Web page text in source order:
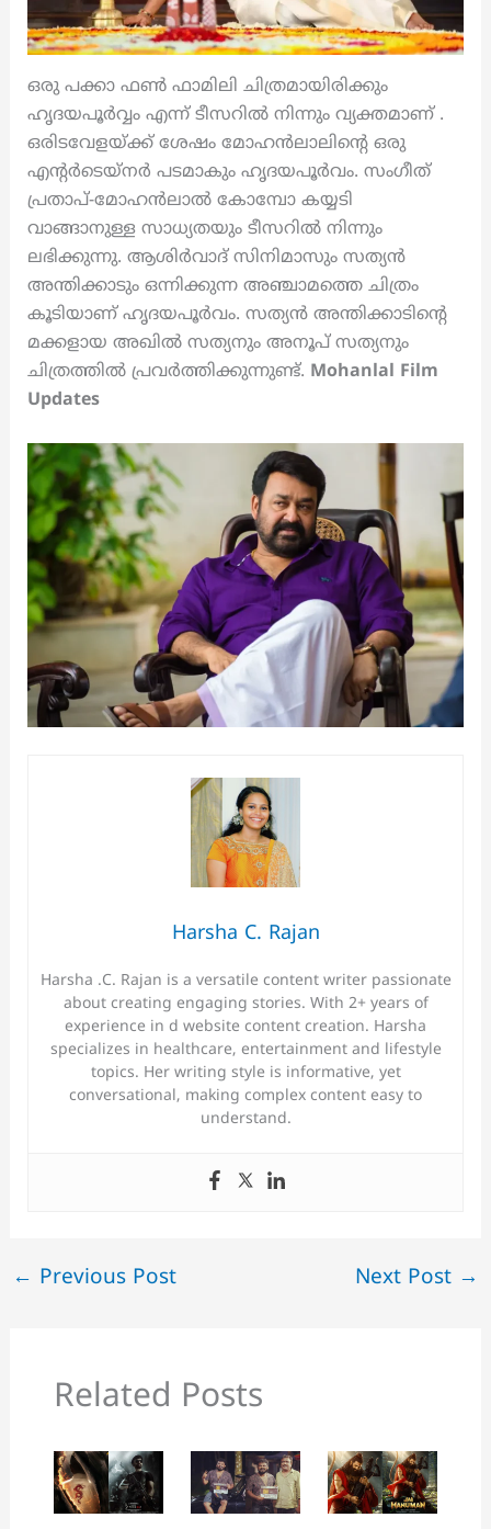
ഒരു പക്കാ ഫൺ ഫാമിലി ചിത്രമായിരിക്കും
ഹൃദയപൂർവ്വം എന്ന് ടീസറിൽ നിന്നും വ്യക്തമാണ് .
ഒരിടവേളയ്ക്ക് ശേഷം മോഹൻലാലിന്റെ ഒരു
എന്റർടെയ്നർ പടമാകും ഹൃദയപൂർവം. സംഗീത്
പ്രതാപ്-മോഹൻലാൽ കോമ്പോ കയ്യടി
വാങ്ങാനുള്ള സാധ്യതയും ടീസറിൽ നിന്നും
ലഭിക്കുന്നു. ആശിര്‍വാദ് സിനിമാസും സത്യന്‍
അന്തിക്കാടും ഒന്നിക്കുന്ന അഞ്ചാമത്തെ ചിത്രം
കൂടിയാണ് ഹൃദയപൂർവം. സത്യൻ അന്തിക്കാടിന്റെ
മക്കളായ അഖിൽ സത്യനും അനൂപ് സത്യനും
ചിത്രത്തിൽ പ്രവർത്തിക്കുന്നുണ്ട്. Mohanlal Film
Updates
Harsha C. Rajan
Harsha .C. Rajan is a versatile content writer passionate
about creating engaging stories. With 2+ years of
experience in d website content creation. Harsha
specializes in healthcare, entertainment and lifestyle
topics. Her writing style is informative, yet
conversational, making complex content easy to
understand.
← Previous Post Next Post →
Related Posts